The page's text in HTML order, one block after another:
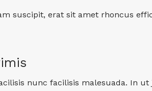
suscipit, erat sit amet rhoncus
nunc facilisis malesuada. In